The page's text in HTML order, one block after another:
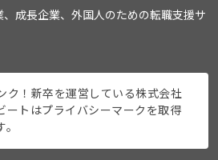
成長企業、外国人のための転職支援サ
ク！新卒を運営している株式会社
ートはプライバシーマークを取得